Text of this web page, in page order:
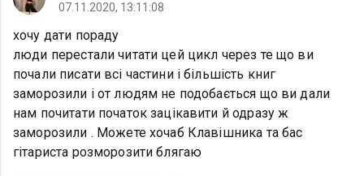
07.11.2020, 13:11:08
хочу дати пораду
люди перестали читати цей цикл через те що ви
почали писати всі частини і більшість книг
заморозили і от людям не подобається що ви дали
нам почитати початок зацікавити й одразу ж
заморозили . Можете хочаб Клавішника та бас
гітариста розморозити блягаю